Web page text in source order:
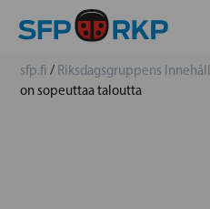
sfp.fi / Riksdagsgruppens Innehåll
on sopeuttaa taloutta